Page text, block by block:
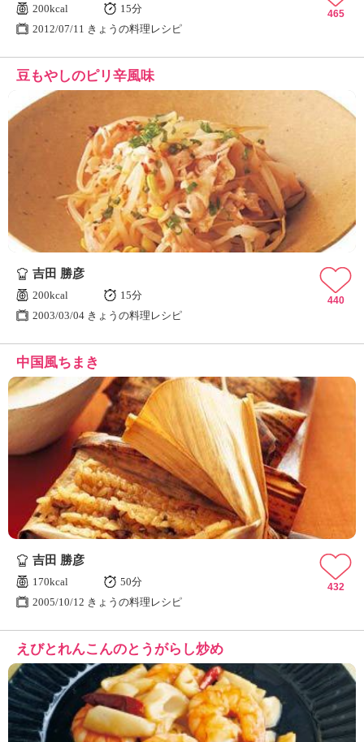
200kcal
15分
2012/07/11 きょうの料理レシピ
465
豆もやしのピリ辛風味
吉田 勝彦
200kcal
15分
2003/03/04 きょうの料理レシピ
440
中国風ちまき
吉田 勝彦
170kcal
50分
2005/10/12 きょうの料理レシピ
432
えびとれんこんのとうがらし炒め